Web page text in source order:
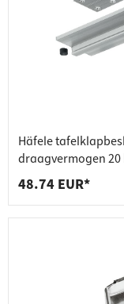
Häfele
draagvermogen 20
48.74 EUR*